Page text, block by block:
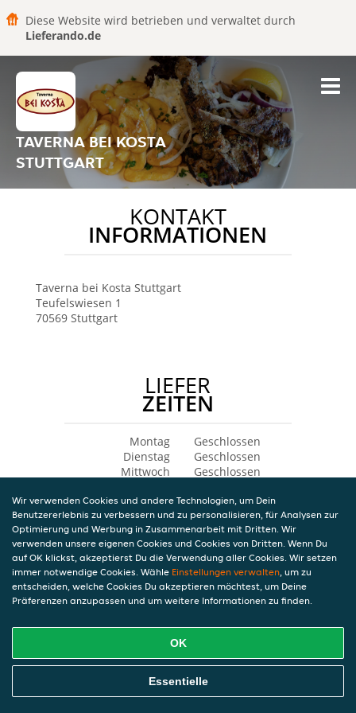
Diese Website wird betrieben und verwaltet durch
Lieferando.de
TAVERNA BEI KOSTA
STUTTGART
KONTAKT
INFORMATIONEN
Taverna bei Kosta Stuttgart
Teufelswiesen 1
70569 Stuttgart
LIEFER
ZEITEN
Montag
Geschlossen
Dienstag
Geschlossen
Mittwoch
Geschlossen
Freitag
Geschlossen
Samstag
Geschlossen
Sonntag
Geschlossen
Wir verwenden Cookies und andere Technologien, um Dein
Benutzererlebnis zu verbessern und zu personalisieren, für Analysen zur
Optimierung und Werbung in Zusammenarbeit mit Dritten. Wir
verwenden unsere eigenen Cookies und Cookies von Dritten. Wenn Du
auf OK klickst, akzeptierst Du die Verwendung aller Cookies. Wir setzen
immer notwendige Cookies. Wähle Einstellungen verwalten, um zu
entscheiden, welche Cookies Du akzeptieren möchtest, um Deine
Präferenzen anzupassen und um weitere Informationen zu finden.
OK
Essentielle